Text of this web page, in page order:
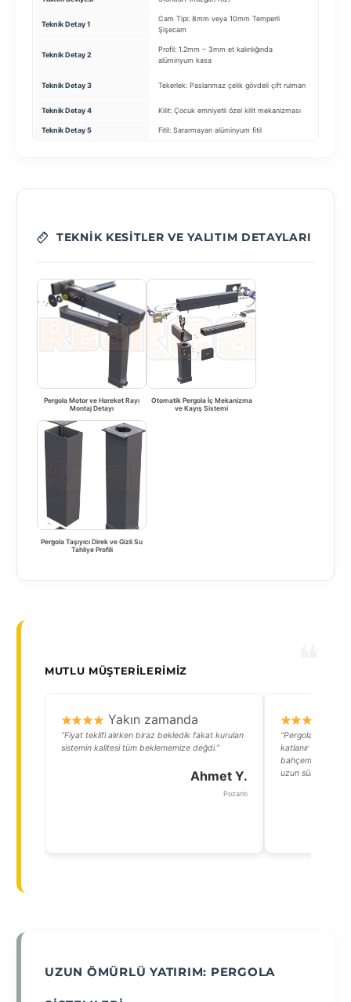
Teknik Detay 1
Cam Tipi: 8mm veya 10mm Temperli
Şişecam
Teknik Detay 2
Profil: 1.2mm – 3mm et kalınlığında
alüminyum kasa
Teknik Detay 3 Tekerlek: Paslanmaz çelik gövdeli çift rulman
Teknik Detay 4 Kilit: Çocuk emniyetli özel kilit mekanizması
Teknik Detay 5 Fitil: Sararmayan alüminyum fitil
TEKNIK KESITLER VE YALITIM DETAYLARI
Pergola Motor ve Hareket Rayı
Montaj Detayı
Otomatik Pergola İç Mekanizma
ve Kayış Sistemi
Pergola Taşıyıcı Direk ve Gizli Su
Tahliye Profili
MUTLU MÜŞTERILERIMIZ
Yakın zamanda
“Fiyat teklifi alırken biraz bekledik fakat kurulan
sistemin kalitesi tüm beklememize değdi.”
Ahmet Y.
Pozantı
“Pergola
katlanır camlı bir
bahçemizi
uzun sürdü, o
UZUN ÖMÜRLÜ YATIRIM: PERGOLA